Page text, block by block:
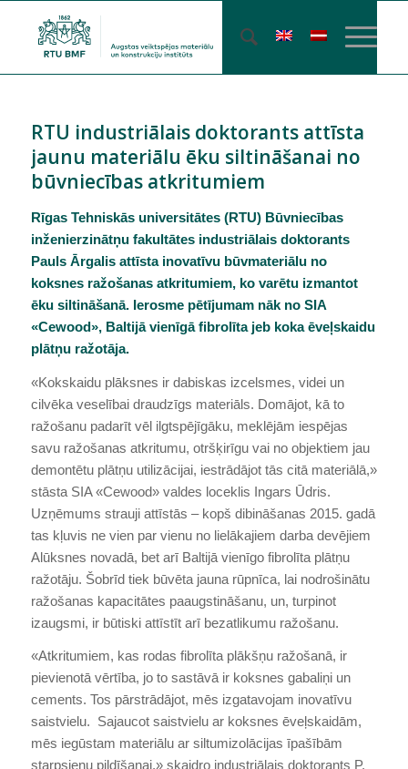
RTU industriālais doktorants attīsta
jaunu materiālu ēku siltināšanai no
būvniecības atkritumiem
Rīgas Tehniskās universitātes (RTU) Būvniecības
inženierzinātņu fakultātes industriālais doktorants
Pauls Ārgalis attīsta inovatīvu būvmateriālu no
koksnes ražošanas atkritumiem, ko varētu izmantot
ēku siltināšanā. Ierosme pētījumam nāk no SIA
«Cewood», Baltijā vienīgā fibrolīta jeb koka ēveļskaidu
plātņu ražotāja.
«Kokskaidu plāksnes ir dabiskas izcelsmes, videi un
cilvēka veselībai draudzīgs materiāls. Domājot, kā to
ražošanu padarīt vēl ilgtspējīgāku, meklējām iespējas
savu ražošanas atkritumu, otršķirīgu vai no objektiem jau
demontētu plātņu utilizācijai, iestrādājot tās citā materiālā,»
stāsta SIA «Cewood» valdes loceklis Ingars Ūdris.
Uzņēmums strauji attīstās – kopš dibināšanas 2015. gadā
tas kļuvis ne vien par vienu no lielākajiem darba devējiem
Alūksnes novadā, bet arī Baltijā vienīgo fibrolīta plātņu
ražotāju. Šobrīd tiek būvēta jauna rūpnīca, lai nodrošinātu
ražošanas kapacitātes paaugstināšanu, un, turpinot
izaugsmi, ir būtiski attīstīt arī bezatlikumu ražošanu.
«Atkritumiem, kas rodas fibrolīta plākšņu ražošanā, ir
pievienotā vērtība, jo to sastāvā ir koksnes gabaliņi un
cements. Tos pārstrādājot, mēs izgatavojam inovatīvu
saistvielu. Sajaucot saistvielu ar koksnes ēveļskaidām,
mēs iegūstam materiālu ar siltumizolācijas īpašībām
starpsienu pildīšanai,» skaidro industriālais doktorants P.